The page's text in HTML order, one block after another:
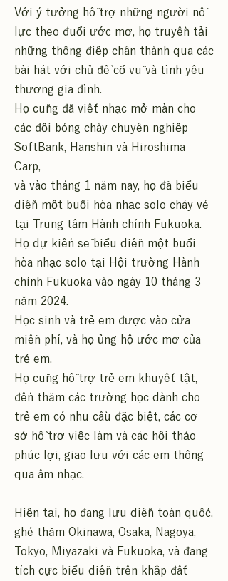
Với ý tưởng hỗ trợ những người nỗ
lực theo đuổi ước mơ, họ truyền tải
những thông điệp chân thành qua các
bài hát với chủ đề cổ vũ và tình yêu
thương gia đình.
Họ cũng đã viết nhạc mở màn cho
các đội bóng chày chuyên nghiệp
SoftBank, Hanshin và Hiroshima
Carp,
và vào tháng 1 năm nay, họ đã biểu
diễn một buổi hòa nhạc solo cháy vé
tại Trung tâm Hành chính Fukuoka.
Họ dự kiến sẽ biểu diễn một buổi
hòa nhạc solo tại Hội trường Hành
chính Fukuoka vào ngày 10 tháng 3
năm 2024.
Học sinh và trẻ em được vào cửa
miễn phí, và họ ủng hộ ước mơ của
trẻ em.
Họ cũng hỗ trợ trẻ em khuyết tật,
đến thăm các trường học dành cho
trẻ em có nhu cầu đặc biệt, các cơ
sở hỗ trợ việc làm và các hội thảo
phúc lợi, giao lưu với các em thông
qua âm nhạc.
Hiện tại, họ đang lưu diễn toàn quốc,
ghé thăm Okinawa, Osaka, Nagoya,
Tokyo, Miyazaki và Fukuoka, và đang
tích cực biểu diễn trên khắp đất